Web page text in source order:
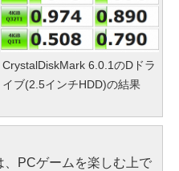
CrystalDiskMark 6.0.1のDドラ
イブ(2.5インチHDD)の結果
PCゲームを楽しむ上で